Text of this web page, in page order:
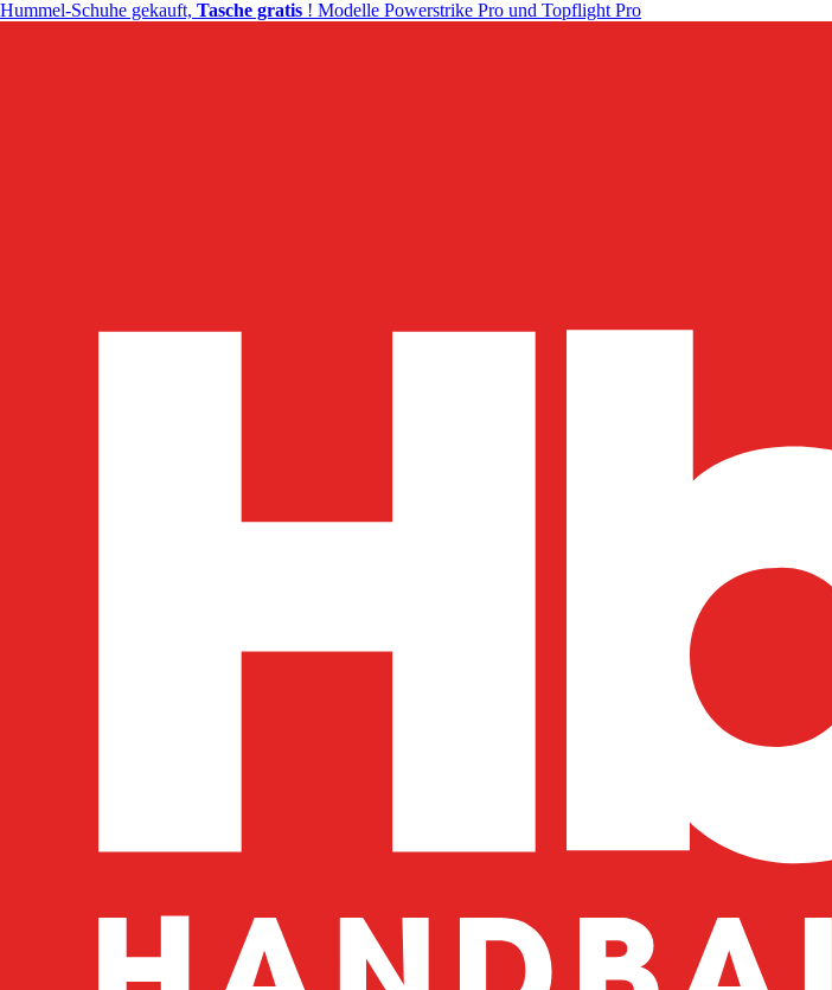
Hummel-Schuhe gekauft, Tasche gratis ! Modelle Powerstrike Pro und Topflight Pro